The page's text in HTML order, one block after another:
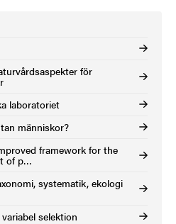
för
laboratoriet
människor?
framework for the
of p…
systematik, ekologi
selektion